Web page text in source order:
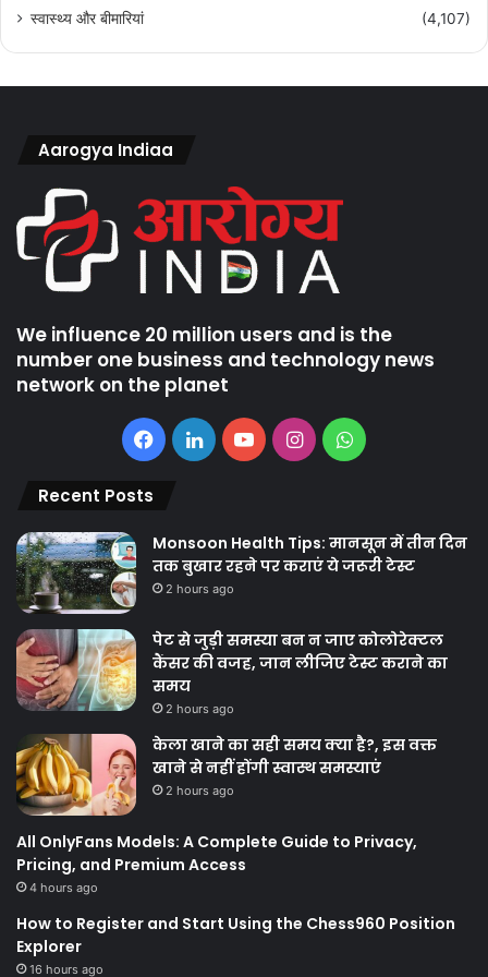
स्वास्थ्य और बीमारियां (4,107)
Aarogya Indiaa
We influence 20 million users and is the
number one business and technology news
network on the planet
Facebook
LinkedInYouTubeInstagramWhatsApp
Recent Posts
Monsoon Health Tips: मानसून में तीन दिन
तक बुखार रहने पर कराएं ये जरूरी टेस्ट
2 hours ago
पेट से जुड़ी समस्या बन न जाए कोलोरेक्टल
कैंसर की वजह, जान लीजिए टेस्ट कराने का
समय
2 hours ago
केला खाने का सही समय क्‍या है?, इस वक्त
खाने से नहीं होंगी स्वास्थ समस्याएं
2 hours ago
All OnlyFans Models: A Complete Guide to Privacy,
Pricing, and Premium Access
4 hours ago
How to Register and Start Using the Chess960 Position
Explorer
16 hours ago